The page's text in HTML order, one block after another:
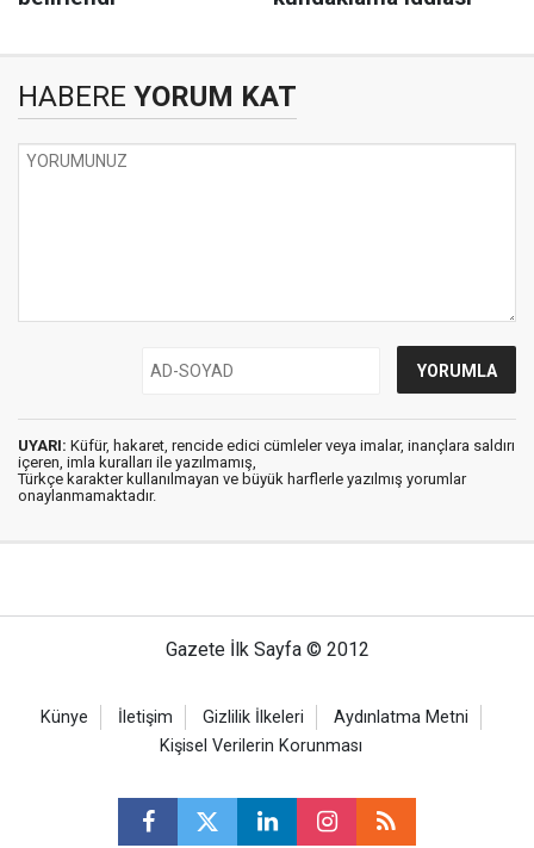
HABERE YORUM KAT
UYARI: Küfür, hakaret, rencide edici cümleler veya imalar, inançlara saldırı
içeren, imla kuralları ile yazılmamış,
Türkçe karakter kullanılmayan ve büyük harflerle yazılmış yorumlar
onaylanmamaktadır.
Gazete İlk Sayfa © 2012
Künye İletişim Gizlilik İlkeleri
Aydınlatma Metni
Kişisel Verilerin Korunması